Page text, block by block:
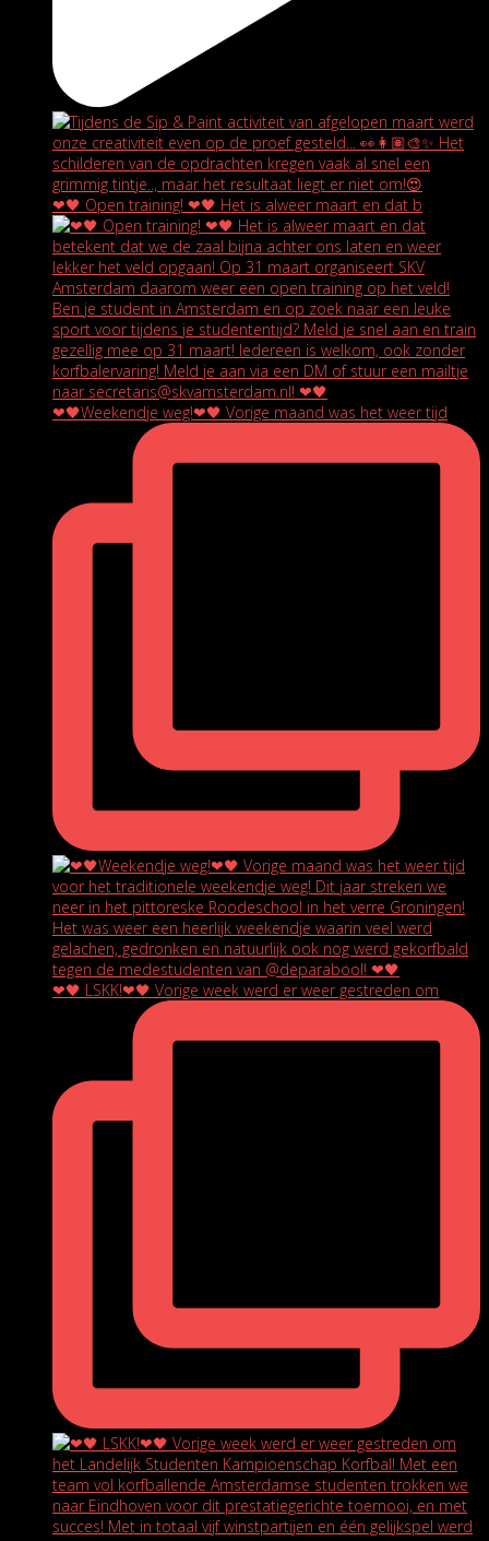
❤🖤 Open training! ❤🖤 Het is alweer maart en dat b
❤🖤Weekendje weg!❤🖤 Vorige maand was het weer tijd
❤🖤 LSKK!❤🖤 Vorige week werd er weer gestreden om